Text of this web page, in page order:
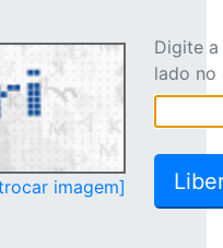
imagem]
Digite
lado no